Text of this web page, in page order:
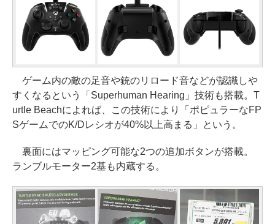
ゲーム内の敵の足音や銃のリロード音などが認識しや
すくなるという「Superhuman Hearing」技術も搭載。T
urtle Beachによれば、この技術により「ポピュラーなFP
SゲームでのK/Dレシオが40%以上高まる」という。
裏面にはマッピング可能な2つの追加ボタンが搭載。
ランブルモーター2基も内蔵する。